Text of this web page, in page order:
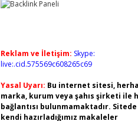
Reklam ve İletişim: Skype:
live:.cid.575569c608265c69
Yasal Uyarı: Bu internet sitesi,
marka, kurum veya şahıs şirketi ile
bağlantısı bulunmamaktadır. Sitede
kendi hazırladığımız makaleler